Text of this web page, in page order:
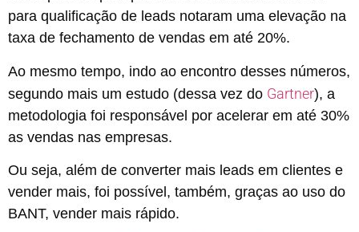
para qualificação de leads notaram uma elevação na
taxa de fechamento de vendas em até 20%.
Ao mesmo tempo, indo ao encontro desses números,
segundo mais um estudo (dessa vez do Gartner), a
metodologia foi responsável por acelerar em até 30%
as vendas nas empresas.
Ou seja, além de converter mais leads em clientes e
vender mais, foi possível, também, graças ao uso do
BANT, vender mais rápido.